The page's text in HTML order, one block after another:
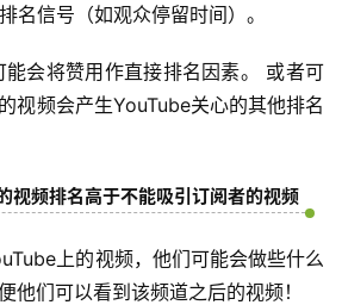
名信号（如观众停留时间）。
能会将赞用作直接排名因素。 或者可
视频会产生YouTube关心的其他排名
视频排名高于不能吸引订阅者的视频
上的视频，他们可能会做些什么
们可以看到该频道之后的视频！